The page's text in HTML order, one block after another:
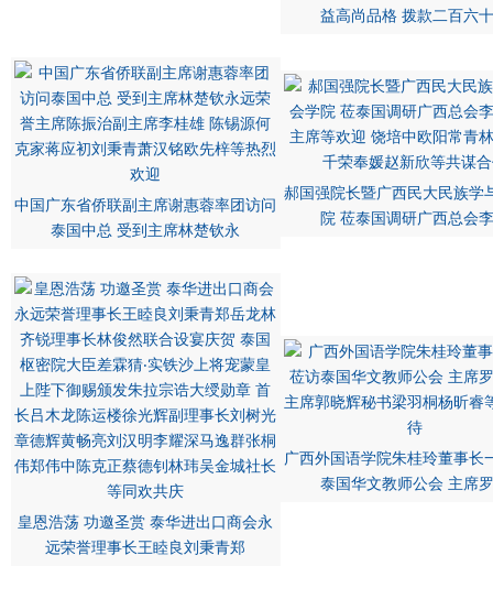
益高尚品格 拨款二百六
中国广东省侨联副主席谢惠蓉率团访问
泰国中总 受到主席林楚钦永
郝国强院长暨广西民大民族学
院 莅泰国调研广西总会
皇恩浩荡 功邀圣赏 泰华进出口商会永
远荣誉理事长王睦良刘秉青郑
广西外国语学院朱桂玲董事长
泰国华文教师公会 主席